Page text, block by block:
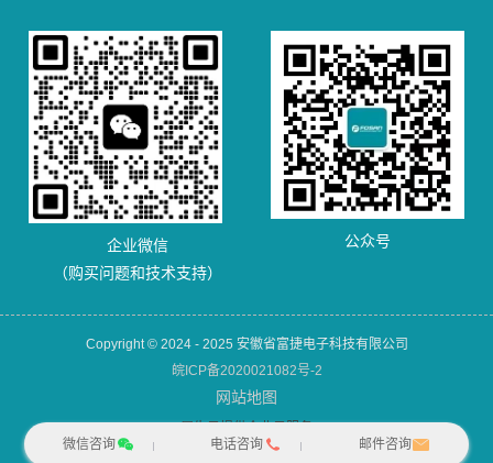
企业微信
（购买问题和技术支持）
公众号
Copyright © 2024 - 2025 安徽省富捷电子科技有限公司
皖ICP备2020021082号-2
网站地图
微信咨询
电话咨询 邮件咨询